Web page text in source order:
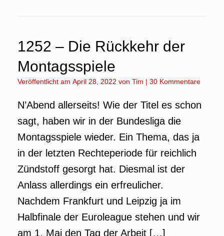
1252 – Die Rückkehr der
Montagsspiele
Veröffentlicht am April 28, 2022 von Tim | 30 Kommentare
N’Abend allerseits! Wie der Titel es schon
sagt, haben wir in der Bundesliga die
Montagsspiele wieder. Ein Thema, das ja
in der letzten Rechteperiode für reichlich
Zündstoff gesorgt hat. Diesmal ist der
Anlass allerdings ein erfreulicher.
Nachdem Frankfurt und Leipzig ja im
Halbfinale der Euroleague stehen und wir
am 1. Mai den Tag der Arbeit […]